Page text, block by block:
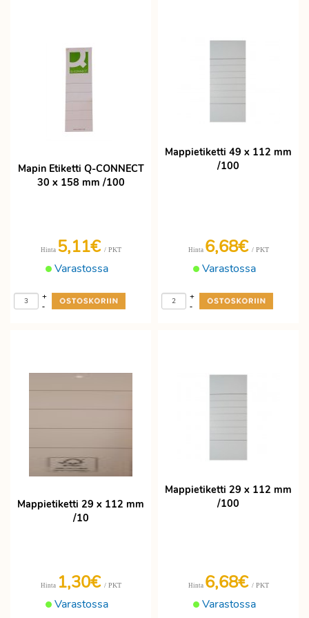
Mapin Etiketti Q-CONNECT
30 x 158 mm /100
Varastossa
Hinta 5,11€ / PKT
-
+
Mappietiketti 49 x 112 mm
/100
Varastossa
Hinta 6,68€ / PKT
-
+
Mappietiketti 29 x 112 mm
/10
Varastossa
Hinta 1,30€ / PKT
Mappietiketti 29 x 112 mm
/100
Varastossa
Hinta 6,68€ / PKT